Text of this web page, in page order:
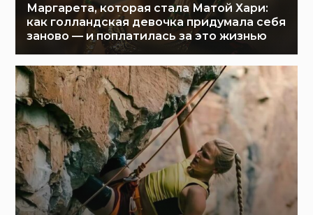
Маргарета, которая стала Матой Хари:
как голландская девочка придумала себя
заново — и поплатилась за это жизнью